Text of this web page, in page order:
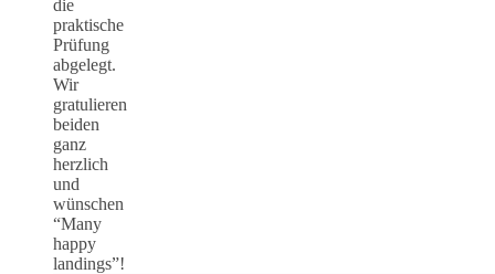
die
praktische
Prüfung
abgelegt.
Wir
gratulieren
beiden
ganz
herzlich
und
wünschen
“Many
happy
landings”!